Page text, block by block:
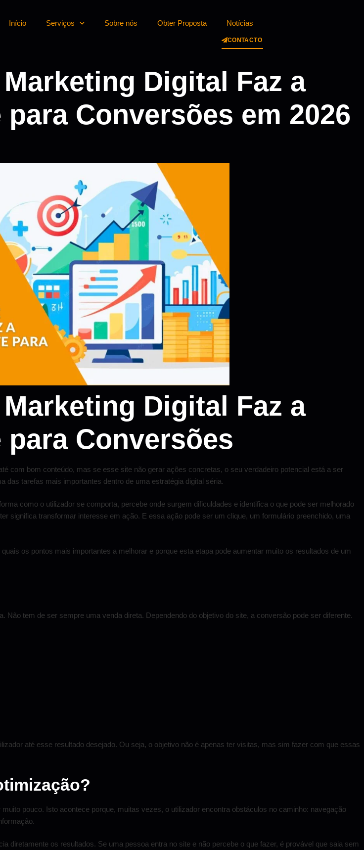
Início Serviços Sobre nós Obter Proposta Notícias
CONTACTO
Digital Faz a
Conversões em 2026
Digital Faz a
Conversões
com bom conteúdo, mas se esse site não gerar ações concretas, o seu verdadeiro potencial está a ser
das tarefas mais importantes dentro de uma estratégia digital séria.
como o utilizador se comporta, percebe onde surgem dificuldades e identifica o que pode ser melhorado
significa transformar interesse em ação. E essa ação pode ser um clique, um formulário preenchido, uma
os pontos mais importantes a melhorar e porque esta etapa pode aumentar muito os resultados de um
tem de ser sempre uma venda direta. Dependendo do objetivo do site, a conversão pode ser diferente.
até esse resultado desejado. Ou seja, o objetivo não é apenas ter visitas, mas sim fazer com que essas
pouco. Isto acontece porque, muitas vezes, o utilizador encontra obstáculos no caminho: navegação
diretamente os resultados. Se uma pessoa entra no site e não percebe o que fazer, é provável que saia sem